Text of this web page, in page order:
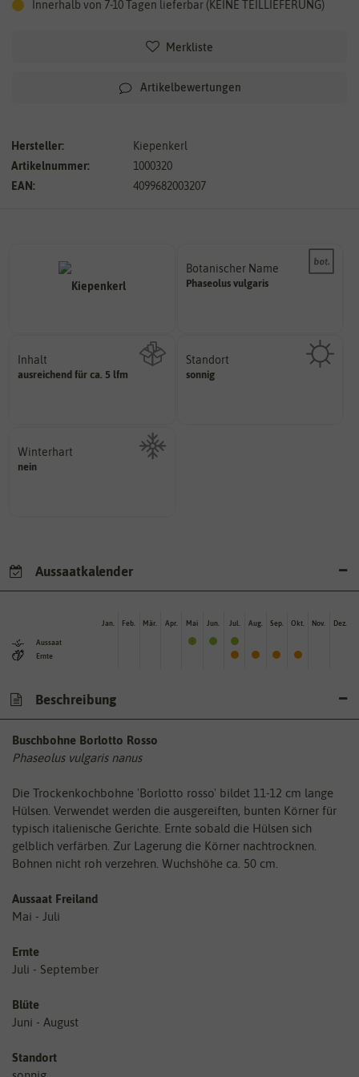
Innerhalb von 7-10 Tagen lieferbar (KEINE TEILLIEFERUNG)
Merkliste
Artikelbewertungen
Hersteller:
Kiepenkerl
Artikelnummer:
1000320
EAN:
4099682003207
Inhalt
ausreichend für ca. 5 lfm
Wie viel ist enthalten
Botanischer Name
Phaseolus vulgaris
Namen zur eindeutigen
Bestimmung der Pflanze.
Standort
sonnig
Pflanze? (schattig, halbschattig,
sonnig, vollsonnig)
Winterhart
nein
Probleme überwintern können.
Aussaatkalender
Aussaat
Ernte
Jan. Feb. Mär. Apr. Mai Jun. Jul. Aug. Sep. Okt. Nov. Dez.
Beschreibung
Buschbohne Borlotto Rosso
Phaseolus vulgaris nanus
Die Trockenkochbohne 'Borlotto rosso' bildet 11-12 cm lange
Hülsen. Verwendet werden die ausgereiften, bunten Körner für
typisch italienische Gerichte. Ernte sobald die Hülsen sich
gelblich verfärben. Zur Lagerung die Körner nachtrocknen.
Bohnen nicht roh verzehren. Wuchshöhe ca. 50 cm.
Aussaat Freiland
Mai - Juli
Ernte
Juli - September
Blüte
Juni - August
Standort